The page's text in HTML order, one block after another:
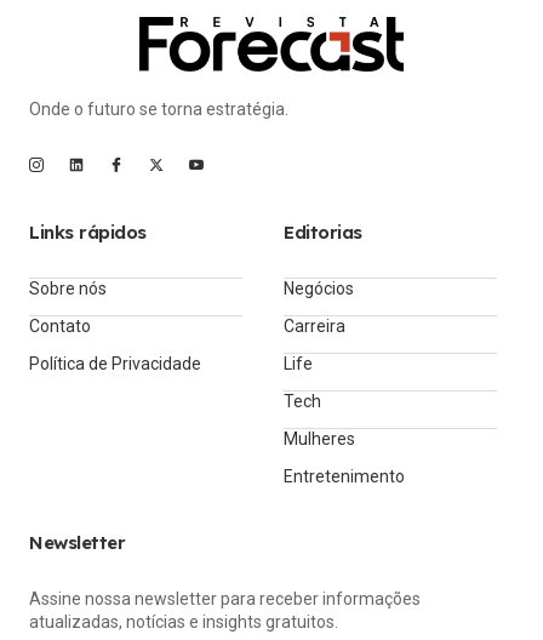
Onde o futuro se torna estratégia.
Links rápidos
Sobre nós
Contato
Política de Privacidade
Editorias
Negócios
Carreira
Life
Tech
Mulheres
Entretenimento
Newsletter
Assine nossa newsletter para receber informações
atualizadas, notícias e insights gratuitos.